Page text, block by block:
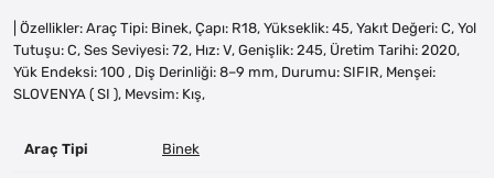
| Özellikler: Araç Tipi: Binek, Çapı: R18, Yükseklik: 45, Yakıt Değeri: C, Yol
Tutuşu: C, Ses Seviyesi: 72, Hız: V, Genişlik: 245, Üretim Tarihi: 2020,
Yük Endeksi: 100 , Diş Derinliği: 8–9 mm, Durumu: SIFIR, Menşei:
SLOVENYA ( SI ), Mevsim: Kış,
Araç Tipi Binek